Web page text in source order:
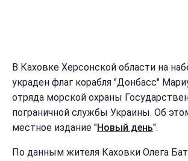
В Каховке Херсонской области на
украден флаг корабля "Донбасс"
отряда морской охраны
пограничной службы Украины. Об
местное издание "Новый день".
По данным жителя Каховки Олега